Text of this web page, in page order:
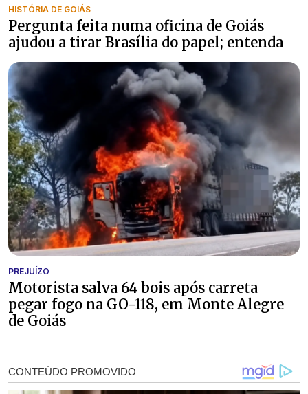
HISTÓRIA DE GOIÁS
Pergunta feita numa oficina de Goiás
ajudou a tirar Brasília do papel; entenda
PREJUÍZO
Motorista salva 64 bois após carreta
pegar fogo na GO-118, em Monte Alegre
de Goiás